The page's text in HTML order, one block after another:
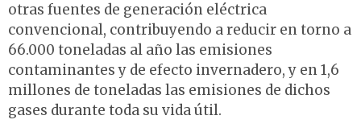
otras fuentes de generación eléctrica
convencional, contribuyendo a reducir en torno a
66.000 toneladas al año las emisiones
contaminantes y de efecto invernadero, y en 1,6
millones de toneladas las emisiones de dichos
gases durante toda su vida útil.